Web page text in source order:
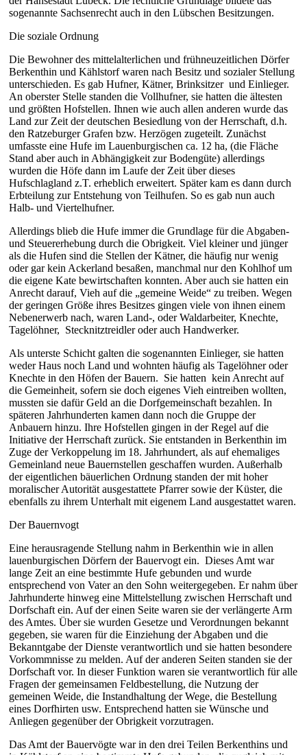
sogenannte Sachsenrecht auch in den Lübschen Besitzungen.
Die soziale Ordnung
Die Bewohner des mittelalterlichen und frühneuzeitlichen Dörfer
Berkenthin und Kählstorf waren nach Besitz und sozialer Stellung
unterschieden. Es gab Hufner, Kätner, Brinksitzer und Einlieger.
An oberster Stelle standen die Vollhufner, sie hatten die ältesten
und größten Hofstellen. Ihnen wie auch allen anderen wurde das
Land zur Zeit der deutschen Besiedlung von der Herrschaft, d.h.
den Ratzeburger Grafen bzw. Herzögen zugeteilt. Zunächst
umfasste eine Hufe im Lauenburgischen ca. 12 ha, (die Fläche
Stand aber auch in Abhängigkeit zur Bodengüte) allerdings
wurden die Höfe dann im Laufe der Zeit über dieses
Hufschlagland z.T. erheblich erweitert. Später kam es dann durch
Erbteilung zur Entstehung von Teilhufen. So es gab nun auch
Halb- und Viertelhufner.
Allerdings blieb die Hufe immer die Grundlage für die Abgaben-
und Steuererhebung durch die Obrigkeit. Viel kleiner und jünger
als die Hufen sind die Stellen der Kätner, die häufig nur wenig
oder gar kein Ackerland besaßen, manchmal nur den Kohlhof um
die eigene Kate bewirtschaften konnten. Aber auch sie hatten ein
Anrecht darauf, Vieh auf die „gemeine Weide“ zu treiben. Wegen
der geringen Größe ihres Besitzes gingen viele von ihnen einem
Nebenerwerb nach, waren Land-, oder Waldarbeiter, Knechte,
Tagelöhner, Stecknitztreidler oder auch Handwerker.
Als unterste Schicht galten die sogenannten Einlieger, sie hatten
weder Haus noch Land und wohnten häufig als Tagelöhner oder
Knechte in den Höfen der Bauern. Sie hatten kein Anrecht auf
die Gemeinheit, sofern sie doch eigenes Vieh eintreiben wollten,
mussten sie dafür Geld an die Dorfgemeinschaft bezahlen. In
späteren Jahrhunderten kamen dann noch die Gruppe der
Anbauern hinzu. Ihre Hofstellen gingen in der Regel auf die
Initiative der Herrschaft zurück. Sie entstanden in Berkenthin im
Zuge der Verkoppelung im 18. Jahrhundert, als auf ehemaliges
Gemeinland neue Bauernstellen geschaffen wurden. Außerhalb
der eigentlichen bäuerlichen Ordnung standen der mit hoher
moralischer Autorität ausgestattete Pfarrer sowie der Küster, die
ebenfalls zu ihrem Unterhalt mit eigenem Land ausgestattet waren.
Der Bauernvogt
Eine herausragende Stellung nahm in Berkenthin wie in allen
lauenburgischen Dörfern der Bauervogt ein. Dieses Amt war
lange Zeit an eine bestimmte Hufe gebunden und wurde
entsprechend von Vater an den Sohn weitergegeben. Er nahm über
Jahrhunderte hinweg eine Mittelstellung zwischen Herrschaft und
Dorfschaft ein. Auf der einen Seite waren sie der verlängerte Arm
des Amtes. Über sie wurden Gesetze und Verordnungen bekannt
gegeben, sie waren für die Einziehung der Abgaben und die
Bekanntgabe der Dienste verantwortlich und sie hatten besondere
Vorkommnisse zu melden. Auf der anderen Seiten standen sie der
Dorfschaft vor. In dieser Funktion waren sie verantwortlich für alle
Fragen der gemeinsamen Feldbestellung, die Nutzung der
gemeinen Weide, die Instandhaltung der Wege, die Bestellung
eines Dorfhirten usw. Entsprechend hatten sie Wünsche und
Anliegen gegenüber der Obrigkeit vorzutragen.
Das Amt der Bauervögte war in den drei Teilen Berkenthins und